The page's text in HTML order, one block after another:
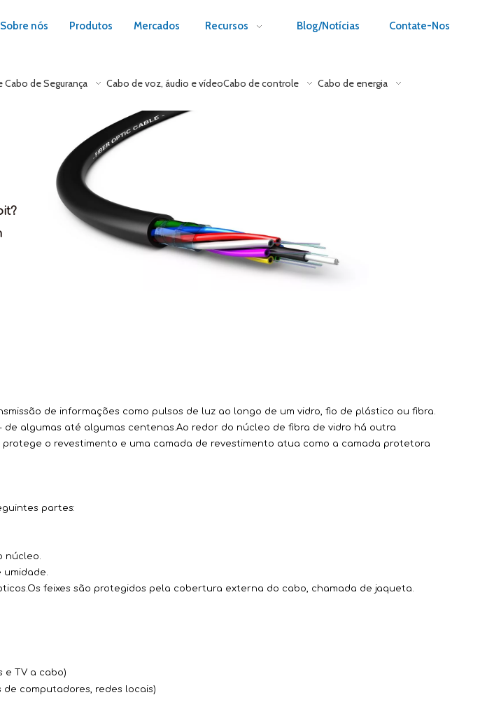
Sobre nós Produtos Mercados Recursos Blog/Notícias Contate-Nos
Cabo de Segurança Cabo de voz, áudio e vídeoCabo de controle Cabo de energia
de informações como pulsos de luz ao longo de um vidro, fio de plástico ou fibra.
algumas até algumas centenas.Ao redor do núcleo de fibra de vidro há outra
o revestimento e uma camada de revestimento atua como a camada protetora
partes:
núcleo.
umidade.
feixes são protegidos pela cobertura externa do cabo, chamada de jaqueta.
e TV a cabo)
computadores, redes locais)